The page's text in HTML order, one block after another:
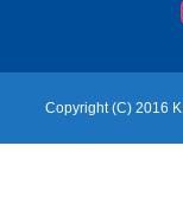
Copyright (C) 2016